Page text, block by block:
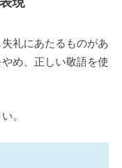
礼にあたるものがあ
め、正しい敬語を使
。